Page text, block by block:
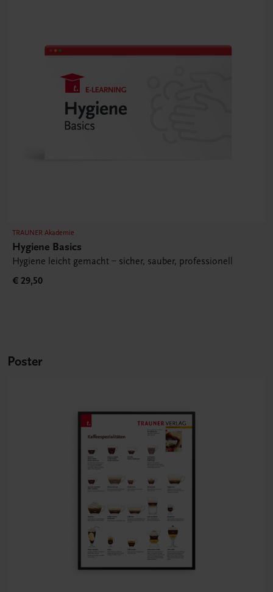
TRAUNER Akademie
Hygiene Basics
Hygiene leicht gemacht – sicher, sauber, professionell
€ 29,50
Poster